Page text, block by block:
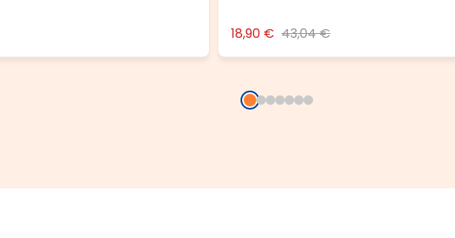
18,90 € 43,04 €